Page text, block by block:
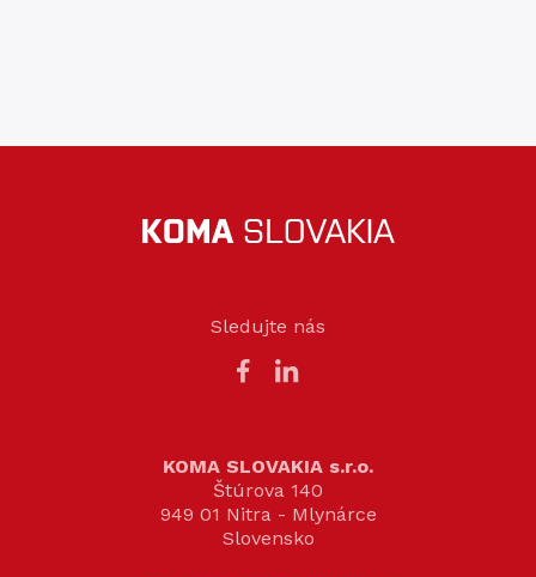
Sledujte nás
KOMA SLOVAKIA s.r.o.
Štúrova 140
949 01 Nitra - Mlynárce
Slovensko